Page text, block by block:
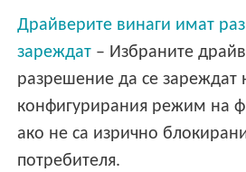
Драйверите винаги имат
зареждат – Избраните
разрешение да се зареждат
конфигурирания режим на
ако не са изрично
потребителя.